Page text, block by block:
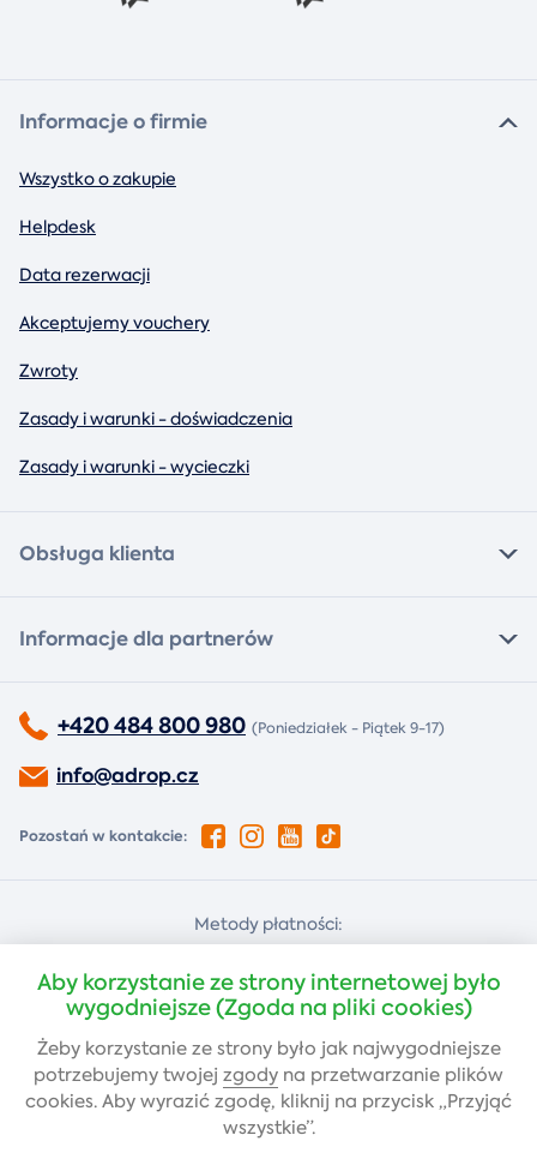
Informacje o firmie
Wszystko o zakupie
Helpdesk
Data rezerwacji
Akceptujemy vouchery
Zwroty
Zasady i warunki - doświadczenia
Zasady i warunki - wycieczki
Obsługa klienta
Informacje dla partnerów
+420 484 800 980 (Poniedziałek - Piątek 9-17)
info@adrop.cz
Pozostań w kontakcie:
Metody płatności:
Za pobraniem Płatność kartą
Przelew bankowy
Aby korzystanie ze strony internetowej było
wygodniejsze (Zgoda na pliki cookies)
Żeby korzystanie ze strony było jak najwygodniejsze
potrzebujemy twojej zgody na przetwarzanie plików
cookies. Aby wyrazić zgodę, kliknij na przycisk „Przyjąć
wszystkie”.